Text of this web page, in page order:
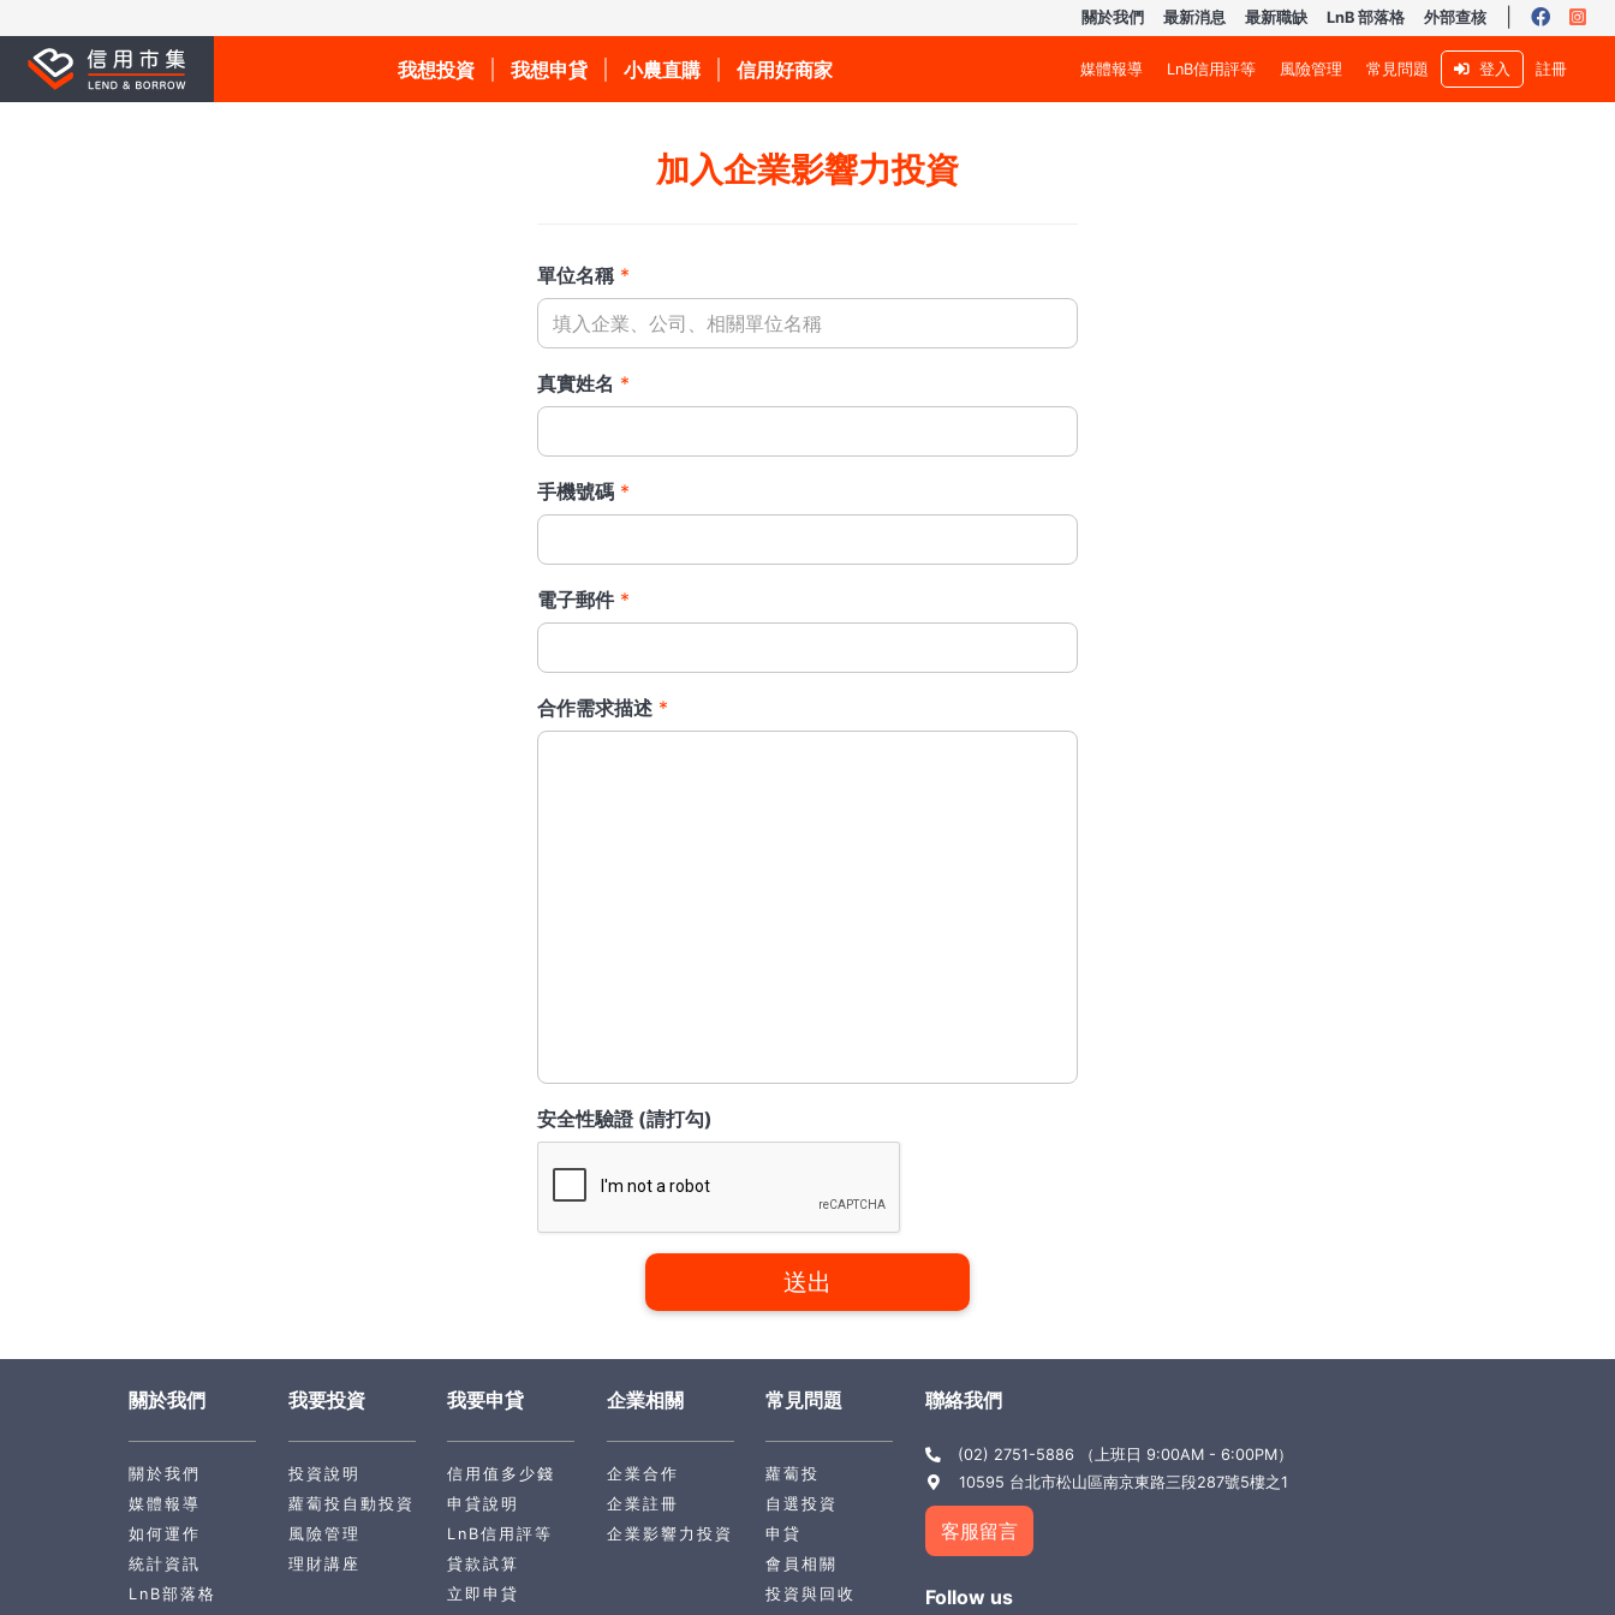
關於我們 最新消息 最新職缺 LnB 部落格 外部查核
我想投資 我想申貸
申請個人貸款
申請汽機車貸款
申請不動產貸款
申請學生專案
申請企業貸款
小農直購 信用好商家 媒體報導 LnB信用評等 風險管理 常見問題 登入 註冊
加入企業影響力投資
單位名稱 *
真實姓名 *
手機號碼 *
電子郵件 *
合作需求描述 *
安全性驗證 (請打勾)
關於我們
關於我們
媒體報導
如何運作
統計資訊
LnB部落格
我要投資
投資說明
蘿蔔投自動投資
風險管理
理財講座
我要申貸
信用值多少錢
申貸說明
LnB信用評等
貸款試算
立即申貸
企業相關
企業合作
企業註冊
企業影響力投資
常見問題
蘿蔔投
自選投資
申貸
會員相關
投資與回收
聯絡我們
(02) 2751-5886 （上班日 9:00AM - 6:00PM）
10595 台北市松山區南京東路三段287號5樓之1
客服留言
Follow us